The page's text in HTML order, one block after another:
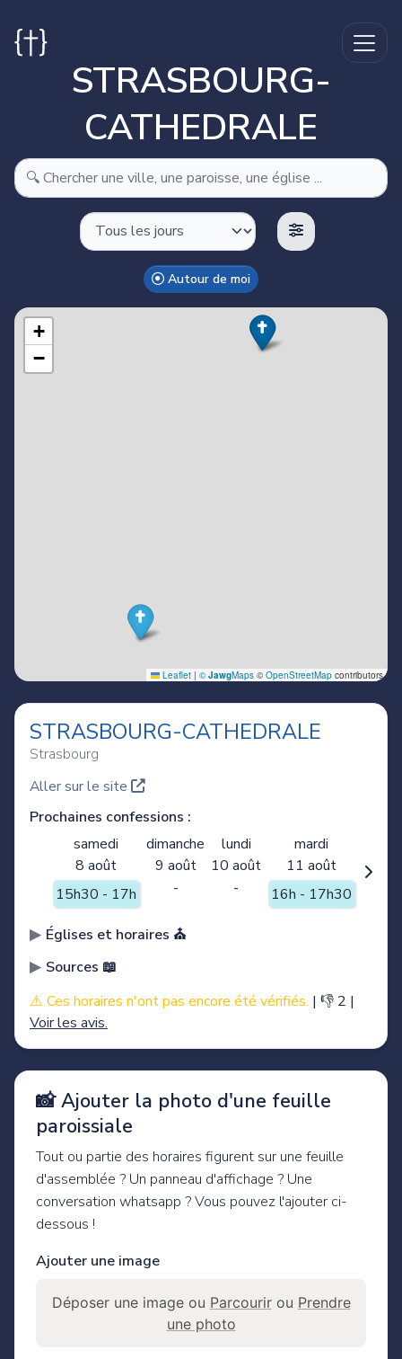
STRASBOURG-
CATHEDRALE
Autour de moi
Make this Notebook Trusted to load map: File -> Trust
STRASBOURG-CATHEDRALE
Strasbourg
Aller sur le site
Prochaines confessions :
samedi
dimanche lundi
mardi
8 août
9 août 10 août
11 août
15h30 - 17h
- - 16h - 17h30
Églises et horaires ⛪️
Sources 📖
⚠️ Ces horaires n'ont pas encore été vérifiés. | 👎 2 |
Voir les avis.
📸 Ajouter la photo d'une feuille
paroissiale
Tout ou partie des horaires figurent sur une feuille
d'assemblée ? Un panneau d'affichage ? Une
conversation whatsapp ? Vous pouvez l'ajouter ci-
dessous !
Ajouter une image
Déposer une image ou Parcourirou Prendre
une photo